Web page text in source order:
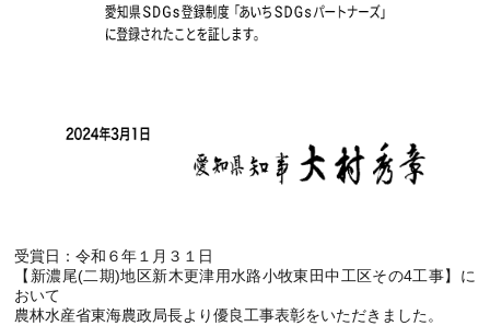
受賞日：令和６年１月３１日
【新濃尾(二期)地区新木更津用水路小牧東田中工区その4工事】に
おいて
農林水産省東海農政局長より優良工事表彰をいただきました。